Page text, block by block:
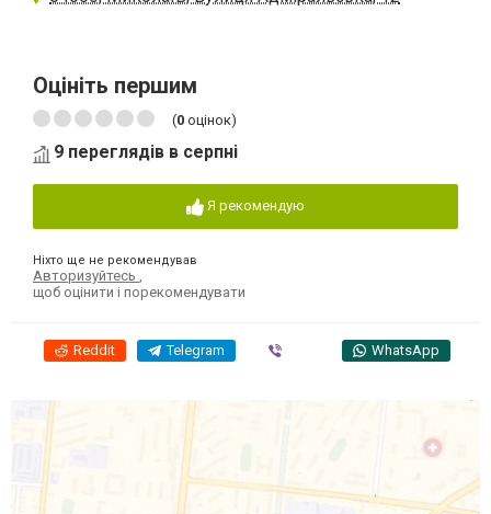
Оцініть першим
(0 оцінок)
9 переглядів в серпні
Я рекомендую
Ніхто ще не рекомендував
Авторизуйтесь
щоб оцінити і порекомендувати
Reddit Telegram WhatsApp